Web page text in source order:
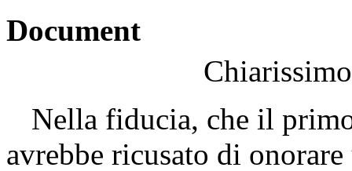
Document
Nella fiducia, che il
avrebbe ricusato di